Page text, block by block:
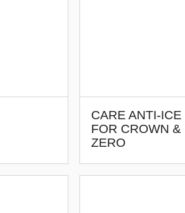
CARE ANTI-ICE
FOR CROWN &
ZERO